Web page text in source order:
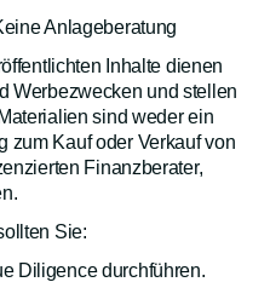
Anlageberatung
Inhalte dienen
Werbezwecken und stellen
sind weder ein
zum Kauf oder Verkauf von
Finanzberater,
Sie:
Diligence durchführen.